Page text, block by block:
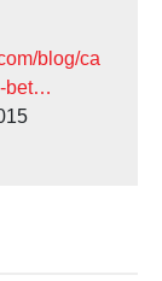
blog/ca
bet…